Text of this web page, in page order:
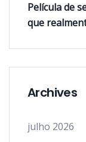
Película de
que
Archives
julho 2026